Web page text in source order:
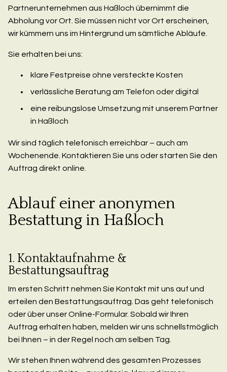
Partnerunternehmen aus Haßloch übernimmt die
Abholung vor Ort. Sie müssen nicht vor Ort erscheinen,
wir kümmern uns im Hintergrund um sämtliche Abläufe.
Sie erhalten bei uns:
klare Festpreise ohne versteckte Kosten
verlässliche Beratung am Telefon oder digital
eine reibungslose Umsetzung mit unserem Partner
in Haßloch
Wir sind täglich telefonisch erreichbar – auch am
Wochenende. Kontaktieren Sie uns oder starten Sie den
Auftrag direkt online.
Ablauf einer anonymen
Bestattung in Haßloch
1. Kontaktaufnahme &
Bestattungsauftrag
Im ersten Schritt nehmen Sie Kontakt mit uns auf und
erteilen den Bestattungsauftrag. Das geht telefonisch
oder über unser Online-Formular. Sobald wir Ihren
Auftrag erhalten haben, melden wir uns schnellstmöglich
bei Ihnen – in der Regel noch am selben Tag.
Wir stehen Ihnen während des gesamten Prozesses